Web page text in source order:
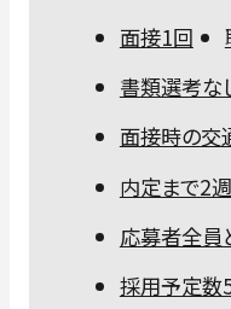
面接1回
書類選考な
面接時の交
内定まで2
応募者全員
採用予定数